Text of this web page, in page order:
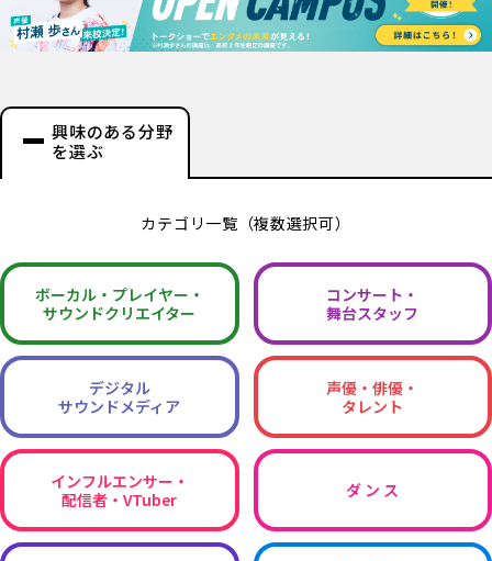
興味のある分野
を選ぶ
カテゴリ一覧（複数選択可）
ボーカル・ プレイヤー・
サウンドクリエイター
コンサート・
舞台スタッフ
デジタル
サウンドメディア
声優・俳優・
タレント
インフルエンサー・
配信者・VTuber
ダ ン ス